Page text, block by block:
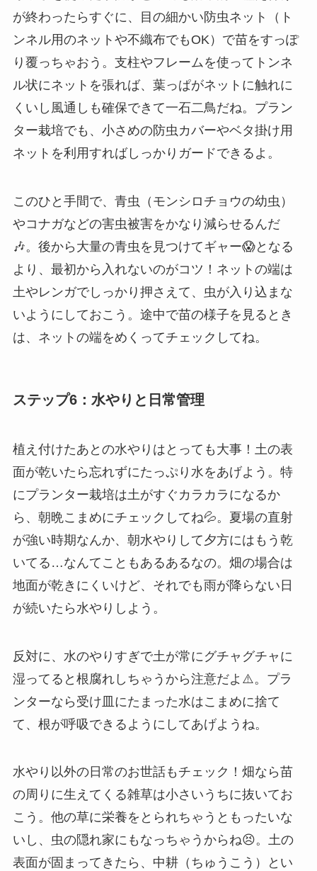
が終わったらすぐに、目の細かい防虫ネット（ト
ンネル用のネットや不織布でもOK）で苗をすっぽ
り覆っちゃおう。支柱やフレームを使ってトンネ
ル状にネットを張れば、葉っぱがネットに触れに
くいし風通しも確保できて一石二鳥だね。プラン
ター栽培でも、小さめの防虫カバーやベタ掛け用
ネットを利用すればしっかりガードできるよ。
このひと手間で、青虫（モンシロチョウの幼虫）
やコナガなどの害虫被害をかなり減らせるんだ
🎶。後から大量の青虫を見つけてギャー😱となる
より、最初から入れないのがコツ！ネットの端は
土やレンガでしっかり押さえて、虫が入り込まな
いようにしておこう。途中で苗の様子を見るとき
は、ネットの端をめくってチェックしてね。
ステップ6：水やりと日常管理
植え付けたあとの水やりはとっても大事！土の表
面が乾いたら忘れずにたっぷり水をあげよう。特
にプランター栽培は土がすぐカラカラになるか
ら、朝晩こまめにチェックしてね💦。夏場の直射
が強い時期なんか、朝水やりして夕方にはもう乾
いてる…なんてこともあるあるなの。畑の場合は
地面が乾きにくいけど、それでも雨が降らない日
が続いたら水やりしよう。
反対に、水のやりすぎで土が常にグチャグチャに
湿ってると根腐れしちゃうから注意だよ⚠️。プラ
ンターなら受け皿にたまった水はこまめに捨て
て、根が呼吸できるようにしてあげようね。
水やり以外の日常のお世話もチェック！畑なら苗
の周りに生えてくる雑草は小さいうちに抜いてお
こう。他の草に栄養をとられちゃうともったいな
いし、虫の隠れ家にもなっちゃうからね😣。土の
表面が固まってきたら、中耕（ちゅうこう）とい